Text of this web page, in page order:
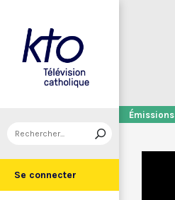
Se connecter
Émissions